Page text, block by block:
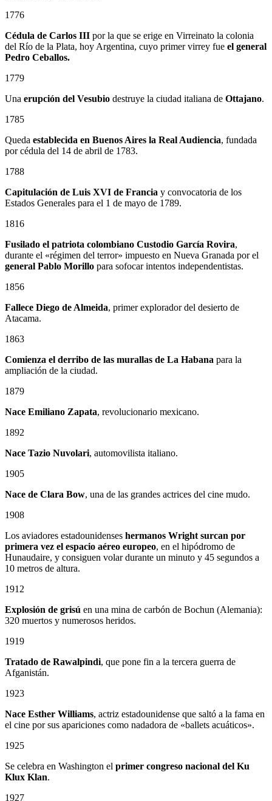
1776
Cédula de Carlos III por la que se erige en Virreinato la colonia
del Río de la Plata, hoy Argentina, cuyo primer virrey fue el general
Pedro Ceballos.
1779
Una erupción del Vesubio destruye la ciudad italiana de Ottajano.
1785
Queda establecida en Buenos Aires la Real Audiencia, fundada
por cédula del 14 de abril de 1783.
1788
Capitulación de Luis XVI de Francia y convocatoria de los
Estados Generales para el 1 de mayo de 1789.
1816
Fusilado el patriota colombiano Custodio García Rovira,
durante el «régimen del terror» impuesto en Nueva Granada por el
general Pablo Morillo para sofocar intentos independentistas.
1856
Fallece Diego de Almeida, primer explorador del desierto de
Atacama.
1863
Comienza el derribo de las murallas de La Habana para la
ampliación de la ciudad.
1879
Nace Emiliano Zapata, revolucionario mexicano.
1892
Nace Tazio Nuvolari, automovilista italiano.
1905
Nace de Clara Bow, una de las grandes actrices del cine mudo.
1908
Los aviadores estadounidenses hermanos Wright surcan por
primera vez el espacio aéreo europeo, en el hipódromo de
Hunaudaire, y consiguen volar durante un minuto y 45 segundos a
10 metros de altura.
1912
Explosión de grisú en una mina de carbón de Bochun (Alemania):
320 muertos y numerosos heridos.
1919
Tratado de Rawalpindi, que pone fin a la tercera guerra de
Afganistán.
1923
Nace Esther Williams, actriz estadounidense que saltó a la fama en
el cine por sus apariciones como nadadora de «ballets acuáticos».
1925
Se celebra en Washington el primer congreso nacional del Ku
Klux Klan.
1927